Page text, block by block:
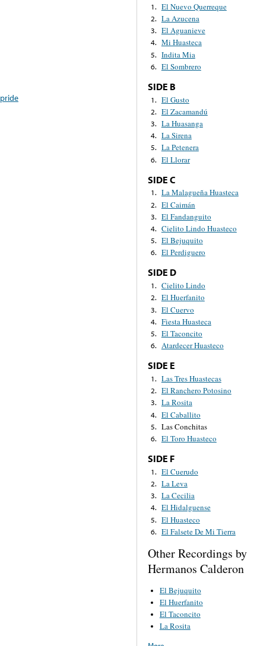
pride
1. El Nuevo Querreque
2. La Azucena
3. El Aguanieve
4. Mi Huasteca
5. Indita Mia
6. El Sombrero
SIDE B
1. El Gusto
2. El Zacamandú
3. La Huasanga
4. La Sirena
5. La Petenera
6. El Llorar
SIDE C
1. La Malagueña Huasteca
2. El Caimán
3. El Fandanguito
4. Cielito Lindo Huasteco
5. El Bejuquito
6. El Perdiguero
SIDE D
1. Cielito Lindo
2. El Huerfanito
3. El Cuervo
4. Fiesta Huasteca
5. El Taconcito
6. Atardecer Huasteco
SIDE E
1. Las Tres Huastecas
2. El Ranchero Potosino
3. La Rosita
4. El Caballito
5. Las Conchitas
6. El Toro Huasteco
SIDE F
1. El Cuerudo
2. La Leva
3. La Cecilia
4. El Hidalguense
5. El Huasteco
6. El Falsete De Mi Tierra
Other Recordings by
Hermanos Calderon
El Bejuquito
El Huerfanito
El Taconcito
La Rosita